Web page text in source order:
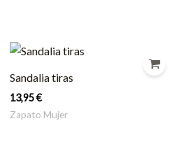
Sandalia tiras
13,95€
Zapato Mujer